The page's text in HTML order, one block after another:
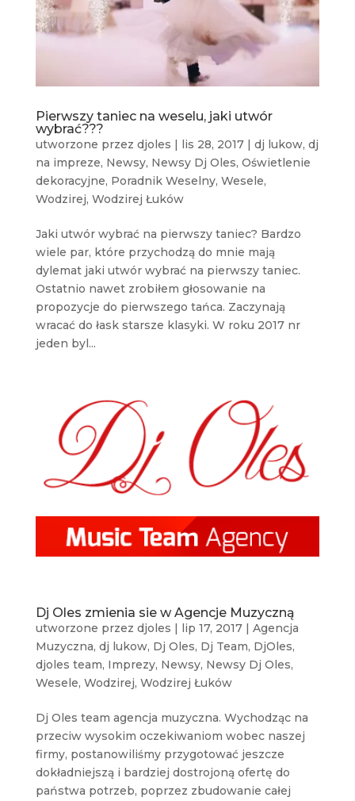
Pierwszy taniec na weselu, jaki utwór
wybrać???
utworzone przez djoles lis 28, 2017| dj lukow, dj
na impreze, Newsy, Newsy Dj Oles, Oświetlenie
dekoracyjne, Poradnik Weselny, Wesele,
Wodzirej, Wodzirej Łuków
Jaki utwór wybrać na pierwszy taniec? Bardzo
wiele par, które przychodzą do mnie mają
dylemat jaki utwór wybrać na pierwszy taniec.
Ostatnio nawet zrobiłem głosowanie na
propozycje do pierwszego tańca. Zaczynają
wracać do łask starsze klasyki. W roku 2017 nr
jeden byl...
Dj Oles zmienia sie w Agencje Muzyczną
utworzone przez djoles | lip 17, 2017| Agencja
Muzyczna, dj lukow, Dj Oles, Dj Team, DjOles,
djoles team, Imprezy, Newsy, Newsy Dj Oles,
Wesele, Wodzirej, Wodzirej Łuków
Dj Oles team agencja muzyczna. Wychodząc na
przeciw wysokim oczekiwaniom wobec naszej
firmy, postanowiliśmy przygotować jeszcze
dokładniejszą i bardziej dostrojoną ofertę do
państwa potrzeb, poprzez zbudowanie całej